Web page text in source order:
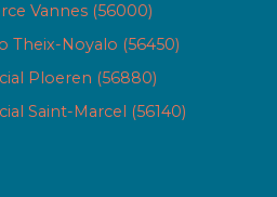
Vannes (56000)
Noyalo (56450)
Ploeren (56880)
Saint-Marcel (56140)